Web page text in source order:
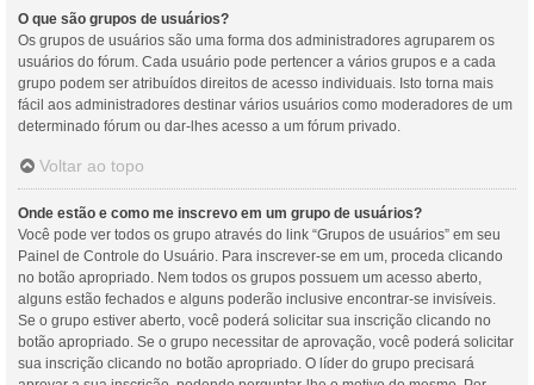
O que são grupos de usuários?
Os grupos de usuários são uma forma dos administradores agruparem os
usuários do fórum. Cada usuário pode pertencer a vários grupos e a cada
grupo podem ser atribuídos direitos de acesso individuais. Isto torna mais
fácil aos administradores destinar vários usuários como moderadores de um
determinado fórum ou dar-lhes acesso a um fórum privado.
Voltar ao topo
Onde estão e como me inscrevo em um grupo de usuários?
Você pode ver todos os grupo através do link “Grupos de usuários” em seu
Painel de Controle do Usuário. Para inscrever-se em um, proceda clicando
no botão apropriado. Nem todos os grupos possuem um acesso aberto,
alguns estão fechados e alguns poderão inclusive encontrar-se invisíveis.
Se o grupo estiver aberto, você poderá solicitar sua inscrição clicando no
botão apropriado. Se o grupo necessitar de aprovação, você poderá solicitar
sua inscrição clicando no botão apropriado. O líder do grupo precisará